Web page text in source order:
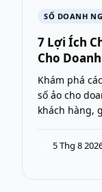
SỐ DOANH
7 Lợi Ích
Cho
Khám phá
số ảo cho
khách hàng,
5 Thg 8